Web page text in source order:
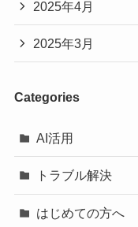
2025年4月
2025年3月
Categories
AI活用
トラブル解決
はじめての方へ